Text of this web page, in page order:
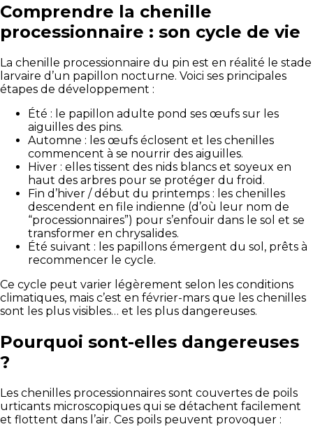
Comprendre la chenille
processionnaire : son cycle de vie
La chenille processionnaire du pin est en réalité le stade
larvaire d’un papillon nocturne. Voici ses principales
étapes de développement :
Été : le papillon adulte pond ses œufs sur les
aiguilles des pins.
Automne : les œufs éclosent et les chenilles
commencent à se nourrir des aiguilles.
Hiver : elles tissent des nids blancs et soyeux en
haut des arbres pour se protéger du froid.
Fin d’hiver / début du printemps : les chenilles
descendent en file indienne (d’où leur nom de
“processionnaires”) pour s’enfouir dans le sol et se
transformer en chrysalides.
Été suivant : les papillons émergent du sol, prêts à
recommencer le cycle.
Ce cycle peut varier légèrement selon les conditions
climatiques, mais c’est en février-mars que les chenilles
sont les plus visibles… et les plus dangereuses.
Pourquoi sont-elles dangereuses
?
Les chenilles processionnaires sont couvertes de poils
urticants microscopiques qui se détachent facilement
et flottent dans l’air. Ces poils peuvent provoquer :